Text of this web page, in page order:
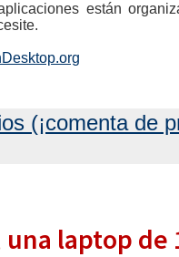
están
(¡comenta de
laptop de